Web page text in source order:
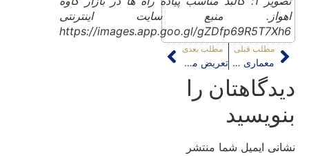
اهواز. منبع سایت اینترنتی
https://images.app.goo.gl/gZDfp69R5T7Xh6
مطلب قبلی
معماری جایزه ‌ای؛ نه معماری ما و نه معماری آنها
مطلب بعدی
تعریض معابر منطقه شمیران تهران
دیدگاهتان را
بنویسید
نشانی ایمیل شما منتشر